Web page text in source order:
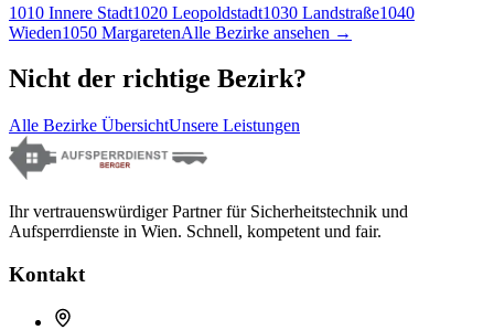
1010 Innere Stadt1020 Leopoldstadt1030 Landstraße1040
Wieden1050 MargaretenAlle Bezirke ansehen →
Nicht der richtige Bezirk?
Alle Bezirke ÜbersichtUnsere Leistungen
Ihr vertrauenswürdiger Partner für Sicherheitstechnik und
Aufsperrdienste in Wien. Schnell, kompetent und fair.
Kontakt